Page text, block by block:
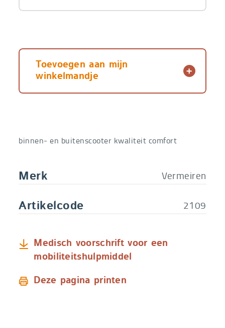
Toevoegen aan mijn
winkelmandje
binnen- en buitenscooter kwaliteit comfort
Merk Vermeiren
Artikelcode 2109
Medisch voorschrift voor een
mobiliteitshulpmiddel
Deze pagina printen